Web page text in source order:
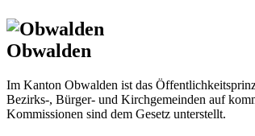
Obwalden
Im Kanton Obwalden ist das
Bezirks-, Bürger- und Kirchgemeinden auf
Kommissionen sind dem Gesetz unterstellt.